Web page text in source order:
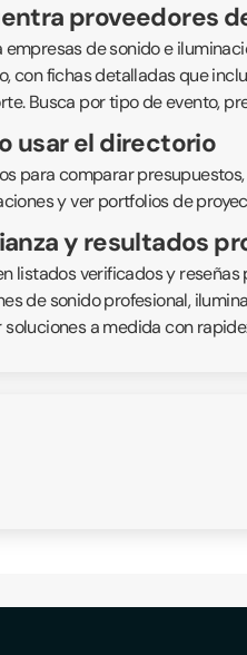
proveedores
empresas de sonido e
con fichas detalladas que
Busca por tipo de evento,
usar el directorio
para comparar
y ver portfolios de
y resultados
listados verificados y
de sonido profesional,
a medida con